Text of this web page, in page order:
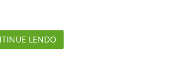
LENDO